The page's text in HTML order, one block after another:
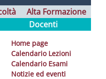
Alta Formazione
Docenti
Home page
Calendario Lezioni
Calendario Esami
Notizie ed eventi